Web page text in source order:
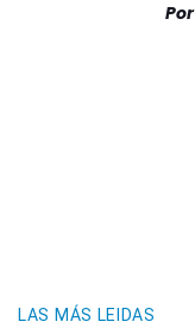
Por
LAS MÁS LEIDAS